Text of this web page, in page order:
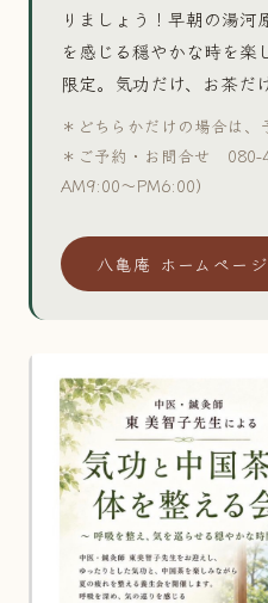
りましょう！早朝の湯河
を感じる穏やかな時を楽
限定。気功だけ、お茶だ
＊どちらかだけの場合は、
＊ご予約・お問合せ 080-
AM9:00〜PM6:00）
八亀庵 ホームページ